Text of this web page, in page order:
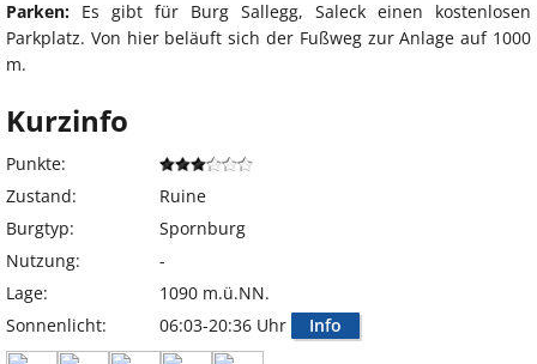
Parken: Es gibt für Burg Sallegg, Saleck einen kostenlosen
Parkplatz. Von hier beläuft sich der Fußweg zur Anlage auf 1000
m.
Kurzinfo
Punkte:
Zustand:
Ruine
Burgtyp:
Spornburg
Nutzung:
-
Lage:
1090 m.ü.NN.
Sonnenlicht:
06:03-20:36 Uhr Info